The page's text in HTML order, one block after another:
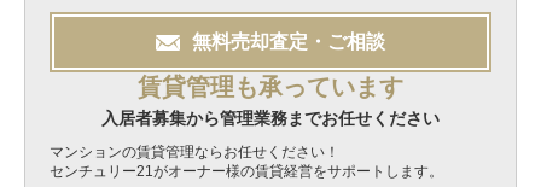
無料売却査定・ご相談
賃貸管理も承っています
入居者募集から管理業務までお任せください
マンションの賃貸管理ならお任せください！
センチュリー21がオーナー様の賃貸経営をサポートします。